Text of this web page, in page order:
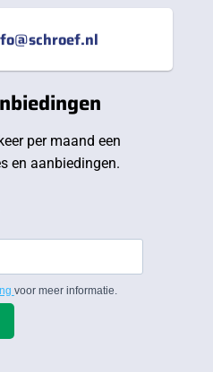
per maand een
en aanbiedingen.
voor meer informatie.